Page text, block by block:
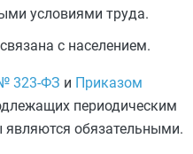
условиями труда.
с населением.
323-ФЗ и Приказом
периодическим
обязательными.